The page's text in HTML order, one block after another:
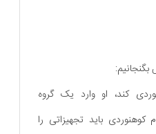
کند، او وارد یک گروه
باید تجهیزاتی را